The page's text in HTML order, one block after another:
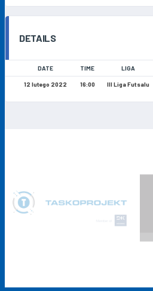
DETAILS
DATE TIME LIGA
12 lutego 2022 16:00 III Liga Futsalu